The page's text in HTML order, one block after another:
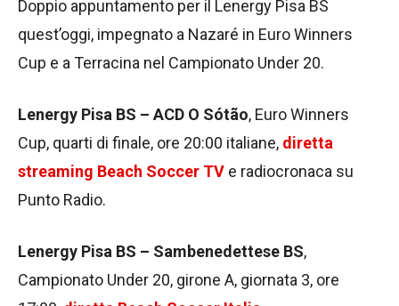
Doppio appuntamento per il Lenergy Pisa BS
quest’oggi, impegnato a Nazaré in Euro Winners
Cup e a Terracina nel Campionato Under 20.
Lenergy Pisa BS – ACD O Sótão, Euro Winners
Cup, quarti di finale, ore 20:00 italiane, diretta
streaming Beach Soccer TV e radiocronaca su
Punto Radio.
Lenergy Pisa BS – Sambenedettese BS,
Campionato Under 20, girone A, giornata 3, ore